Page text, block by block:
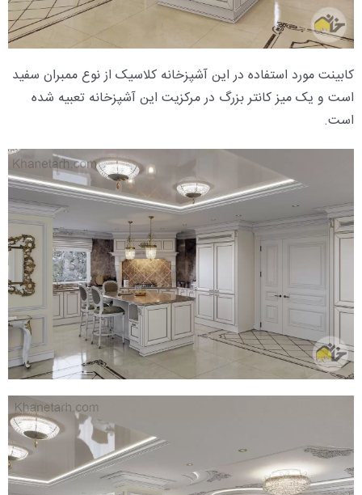
کابینت مورد استفاده در این آشپزخانه کلاسیک از نوع ممبران سفید
است و یک میز کانتر بزرگ در مرکزیت این آشپزخانه تعبیه شده
است.